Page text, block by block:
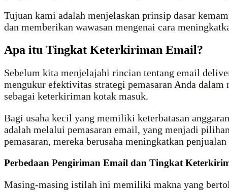
Tujuan kami adalah menjelaskan prinsip dasar
dan memberikan wawasan mengenai cara
Apa itu Tingkat Keterkiriman Email?
Sebelum kita menjelajahi rincian tentang email
mengukur efektivitas strategi pemasaran Anda
sebagai keterkiriman kotak masuk.
Bagi usaha kecil yang memiliki keterbatasan
adalah melalui pemasaran email, yang menjadi
pemasaran, mereka berusaha meningkatkan
Perbedaan Pengiriman Email dan Tingkat
Masing-masing istilah ini memiliki makna yang